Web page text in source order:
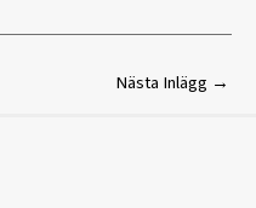
Nästa Inlägg →